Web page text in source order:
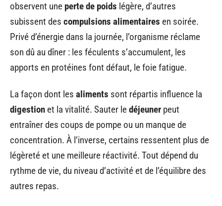
observent une perte de poids légère, d’autres
subissent des compulsions alimentaires en soirée.
Privé d’énergie dans la journée, l’organisme réclame
son dû au dîner : les féculents s’accumulent, les
apports en protéines font défaut, le foie fatigue.
La façon dont les aliments sont répartis influence la
digestion et la vitalité. Sauter ledéjeuner peut
entraîner des coups de pompe ou un manque de
concentration. À l’inverse, certains ressentent plus de
légèreté et une meilleure réactivité. Tout dépend du
rythme de vie, du niveau d’activité et de l’équilibre des
autres repas.